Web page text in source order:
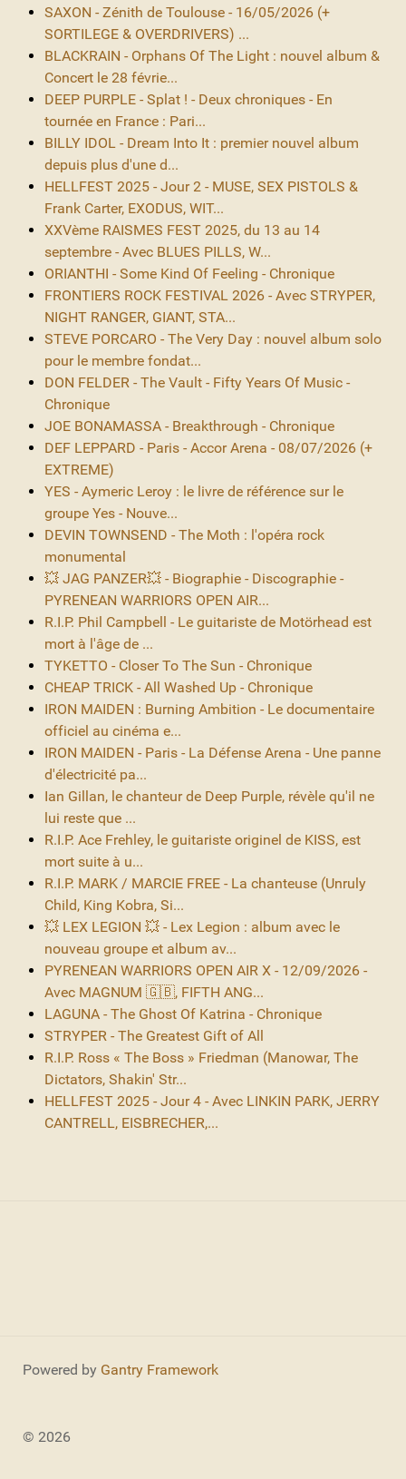
SAXON - Zénith de Toulouse - 16/05/2026 (+
SORTILEGE & OVERDRIVERS) ...
BLACKRAIN - Orphans Of The Light : nouvel album &
Concert le 28 févrie...
DEEP PURPLE - Splat ! - Deux chroniques - En
tournée en France : Pari...
BILLY IDOL - Dream Into It : premier nouvel album
depuis plus d'une d...
HELLFEST 2025 - Jour 2 - MUSE, SEX PISTOLS &
Frank Carter, EXODUS, WIT...
XXVème RAISMES FEST 2025, du 13 au 14
septembre - Avec BLUES PILLS, W...
ORIANTHI - Some Kind Of Feeling - Chronique
FRONTIERS ROCK FESTIVAL 2026 - Avec STRYPER,
NIGHT RANGER, GIANT, STA...
STEVE PORCARO - The Very Day : nouvel album solo
pour le membre fondat...
DON FELDER - The Vault - Fifty Years Of Music -
Chronique
JOE BONAMASSA - Breakthrough - Chronique
DEF LEPPARD - Paris - Accor Arena - 08/07/2026 (+
EXTREME)
YES - Aymeric Leroy : le livre de référence sur le
groupe Yes - Nouve...
DEVIN TOWNSEND - The Moth : l'opéra rock
monumental
💥 JAG PANZER💥 - Biographie - Discographie -
PYRENEAN WARRIORS OPEN AIR...
R.I.P. Phil Campbell - Le guitariste de Motörhead est
mort à l'âge de ...
TYKETTO - Closer To The Sun - Chronique
CHEAP TRICK - All Washed Up - Chronique
IRON MAIDEN : Burning Ambition - Le documentaire
officiel au cinéma e...
IRON MAIDEN - Paris - La Défense Arena - Une panne
d'électricité pa...
Ian Gillan, le chanteur de Deep Purple, révèle qu'il ne
lui reste que ...
R.I.P. Ace Frehley, le guitariste originel de KISS, est
mort suite à u...
R.I.P. MARK / MARCIE FREE - La chanteuse (Unruly
Child, King Kobra, Si...
💥 LEX LEGION 💥 - Lex Legion : album avec le
nouveau groupe et album av...
PYRENEAN WARRIORS OPEN AIR X - 12/09/2026 -
Avec MAGNUM 🇬🇧, FIFTH ANG...
LAGUNA - The Ghost Of Katrina - Chronique
STRYPER - The Greatest Gift of All
R.I.P. Ross « The Boss » Friedman (Manowar, The
Dictators, Shakin' Str...
HELLFEST 2025 - Jour 4 - Avec LINKIN PARK, JERRY
CANTRELL, EISBRECHER,...
Powered by Gantry Framework
© 2026